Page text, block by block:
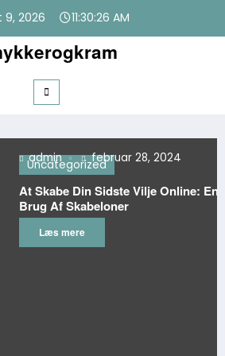
9, 2026 11:30:26 AM
Din Sidste Vilje Online: En Guide Til
Skabeloner
februar 28, 2024